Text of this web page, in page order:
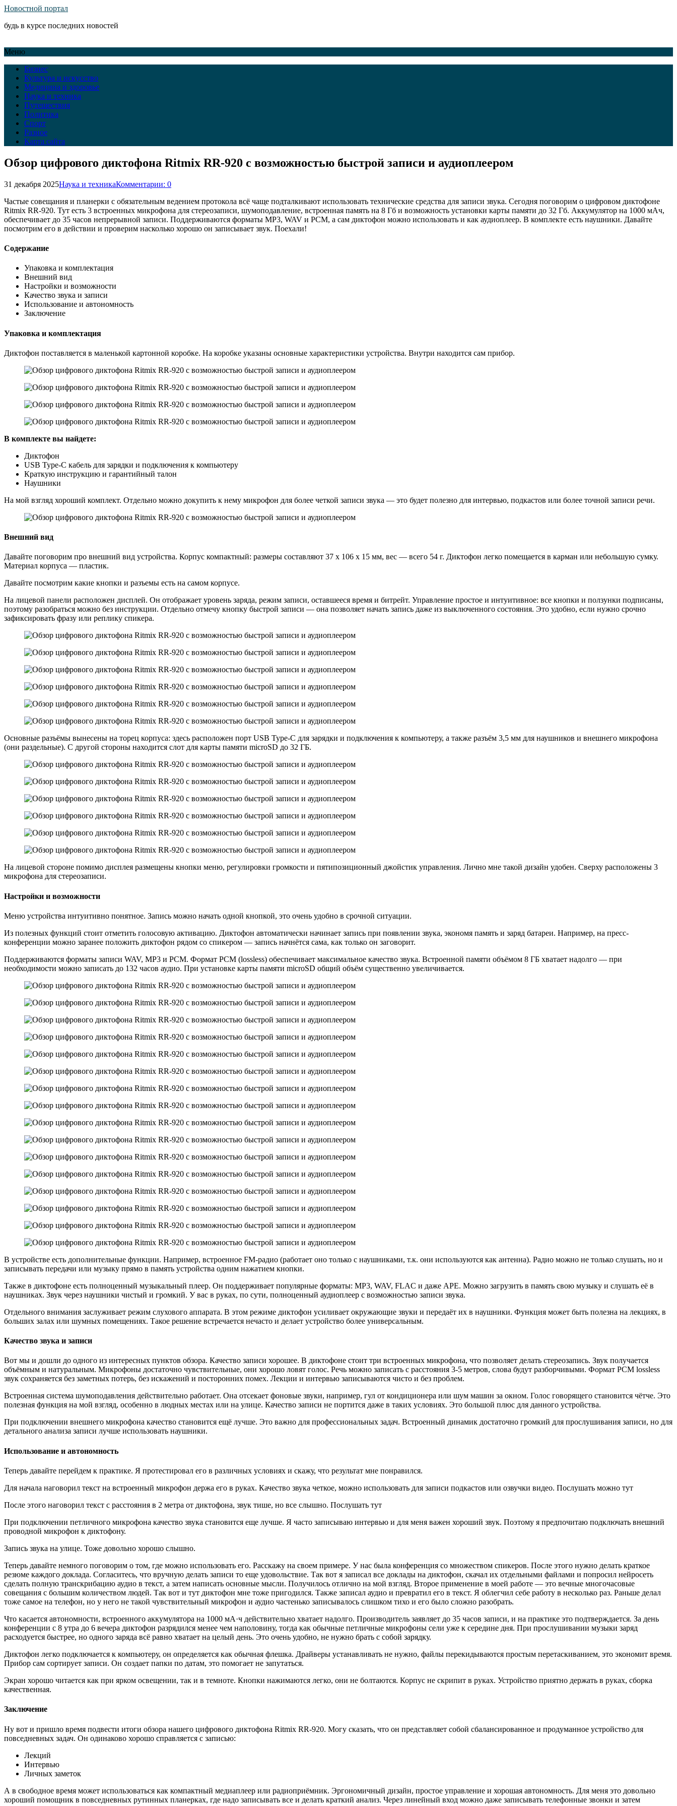
Новостной портал
будь в курсе последних новостей
Меню
Бизнес
Культура и искусство
Медицина и здоровье
Наука и техника
Путешествия
Политика
Спорт
Разное
Карта сайта
Обзор цифрового диктофона Ritmix RR-920 с возможностью быстрой записи и аудиоплеером
31 декабря 2025Наука и техникаКомментарии: 0
Частые совещания и планерки с обязательным ведением протокола всё чаще подталкивают использовать технические средства для записи звука. Сегодня поговорим о цифровом диктофоне
Ritmix RR-920. Тут есть 3 встроенных микрофона для стереозаписи, шумоподавление, встроенная память на 8 Гб и возможность установки карты памяти до 32 Гб. Аккумулятор на 1000 мАч,
обеспечивает до 35 часов непрерывной записи. Поддерживаются форматы MP3, WAV и PCM, а сам диктофон можно использовать и как аудиоплеер. В комплекте есть наушники. Давайте
посмотрим его в действии и проверим насколько хорошо он записывает звук. Поехали!
Содержание
Упаковка и комплектация
Внешний вид
Настройки и возможности
Качество звука и записи
Использование и автономность
Заключение
Упаковка и комплектация
Диктофон поставляется в маленькой картонной коробке. На коробке указаны основные характеристики устройства. Внутри находится сам прибор.
В комплекте вы найдете:
Диктофон
USB Type-C кабель для зарядки и подключения к компьютеру
Краткую инструкцию и гарантийный талон
Наушники
На мой взгляд хороший комплект. Отдельно можно докупить к нему микрофон для более четкой записи звука — это будет полезно для интервью, подкастов или более точной записи речи.
Внешний вид
Давайте поговорим про внешний вид устройства. Корпус компактный: размеры составляют 37 x 106 x 15 мм, вес — всего 54 г. Диктофон легко помещается в карман или небольшую сумку.
Материал корпуса — пластик.
Давайте посмотрим какие кнопки и разъемы есть на самом корпусе.
На лицевой панели расположен дисплей. Он отображает уровень заряда, режим записи, оставшееся время и битрейт. Управление простое и интуитивное: все кнопки и ползунки подписаны,
поэтому разобраться можно без инструкции. Отдельно отмечу кнопку быстрой записи — она позволяет начать запись даже из выключенного состояния. Это удобно, если нужно срочно
зафиксировать фразу или реплику спикера.
Основные разъёмы вынесены на торец корпуса: здесь расположен порт USB Type-C для зарядки и подключения к компьютеру, а также разъём 3,5 мм для наушников и внешнего микрофона
(они раздельные). С другой стороны находится слот для карты памяти microSD до 32 ГБ.
На лицевой стороне помимо дисплея размещены кнопки меню, регулировки громкости и пятипозиционный джойстик управления. Лично мне такой дизайн удобен. Сверху расположены 3
микрофона для стереозаписи.
Настройки и возможности
Меню устройства интуитивно понятное. Запись можно начать одной кнопкой, это очень удобно в срочной ситуации.
Из полезных функций стоит отметить голосовую активацию. Диктофон автоматически начинает запись при появлении звука, экономя память и заряд батареи. Например, на пресс-
конференции можно заранее положить диктофон рядом со спикером — запись начнётся сама, как только он заговорит.
Поддерживаются форматы записи WAV, MP3 и PCM. Формат PCM (lossless) обеспечивает максимальное качество звука. Встроенной памяти объёмом 8 ГБ хватает надолго — при
необходимости можно записать до 132 часов аудио. При установке карты памяти microSD общий объём существенно увеличивается.
В устройстве есть дополнительные функции. Например, встроенное FM-радио (работает оно только с наушниками, т.к. они используются как антенна). Радио можно не только слушать, но и
записывать передачи или музыку прямо в память устройства одним нажатием кнопки.
Также в диктофоне есть полноценный музыкальный плеер. Он поддерживает популярные форматы: MP3, WAV, FLAC и даже APE. Можно загрузить в память свою музыку и слушать её в
наушниках. Звук через наушники чистый и громкий. У вас в руках, по сути, полноценный аудиоплеер с возможностью записи звука.
Отдельного внимания заслуживает режим слухового аппарата. В этом режиме диктофон усиливает окружающие звуки и передаёт их в наушники. Функция может быть полезна на лекциях, в
больших залах или шумных помещениях. Такое решение встречается нечасто и делает устройство более универсальным.
Качество звука и записи
Вот мы и дошли до одного из интересных пунктов обзора. Качество записи хорошее. В диктофоне стоит три встроенных микрофона, что позволяет делать стереозапись. Звук получается
объёмным и натуральным. Микрофоны достаточно чувствительные, они хорошо ловят голос. Речь можно записать с расстояния 3-5 метров, слова будут разборчивыми. Формат PCM lossless
звук сохраняется без заметных потерь, без искажений и посторонних помех. Лекции и интервью записываются чисто и без проблем.
Встроенная система шумоподавления действительно работает. Она отсекает фоновые звуки, например, гул от кондиционера или шум машин за окном. Голос говорящего становится чётче. Это
полезная функция на мой взгляд, особенно в людных местах или на улице. Качество записи не портится даже в таких условиях. Это большой плюс для данного устройства.
При подключении внешнего микрофона качество становится ещё лучше. Это важно для профессиональных задач. Встроенный динамик достаточно громкий для прослушивания записи, но для
детального анализа записи лучше использовать наушники.
Использование и автономность
Теперь давайте перейдем к практике. Я протестировал его в различных условиях и скажу, что результат мне понравился.
Для начала наговорил текст на встроенный микрофон держа его в руках. Качество звука четкое, можно использовать для записи подкастов или озвучки видео. Послушать можно тут
После этого наговорил текст с расстояния в 2 метра от диктофона, звук тише, но все слышно. Послушать тут
При подключении петличного микрофона качество звука становится еще лучше. Я часто записываю интервью и для меня важен хороший звук. Поэтому я предпочитаю подключать внешний
проводной микрофон к диктофону.
Запись звука на улице. Тоже довольно хорошо слышно.
Теперь давайте немного поговорим о том, где можно использовать его. Расскажу на своем примере. У нас была конференция со множеством спикеров. После этого нужно делать краткое
резюме каждого доклада. Согласитесь, что вручную делать записи то еще удовольствие. Так вот я записал все доклады на диктофон, скачал их отдельными файлами и попросил нейросеть
сделать полную транскрибацию аудио в текст, а затем написать основные мысли. Получилось отлично на мой взгляд. Второе применение в моей работе — это вечные многочасовые
совещания с большим количеством людей. Так вот и тут диктофон мне тоже пригодился. Также записал аудио и превратил его в текст. Я облегчил себе работу в несколько раз. Раньше делал
тоже самое на телефон, но у него не такой чувствительный микрофон и аудио частенько записывалось слишком тихо и его было сложно разобрать.
Что касается автономности, встроенного аккумулятора на 1000 мА·ч действительно хватает надолго. Производитель заявляет до 35 часов записи, и на практике это подтверждается. За день
конференции с 8 утра до 6 вечера диктофон разрядился менее чем наполовину, тогда как обычные петличные микрофоны сели уже к середине дня. При прослушивании музыки заряд
расходуется быстрее, но одного заряда всё равно хватает на целый день. Это очень удобно, не нужно брать с собой зарядку.
Диктофон легко подключается к компьютеру, он определяется как обычная флешка. Драйверы устанавливать не нужно, файлы перекидываются простым перетаскиванием, это экономит время.
Прибор сам сортирует записи. Он создает папки по датам, это помогает не запутаться.
Экран хорошо читается как при ярком освещении, так и в темноте. Кнопки нажимаются легко, они не болтаются. Корпус не скрипит в руках. Устройство приятно держать в руках, сборка
качественная.
Заключение
Ну вот и пришло время подвести итоги обзора нашего цифрового диктофона Ritmix RR-920. Могу сказать, что он представляет собой сбалансированное и продуманное устройство для
повседневных задач. Он одинаково хорошо справляется с записью:
Лекций
Интервью
Личных заметок
А в свободное время может использоваться как компактный медиаплеер или радиоприёмник. Эргономичный дизайн, простое управление и хорошая автономность. Для меня это довольно
хороший помощник в повседневных рутинных планерках, где надо записывать все и делать краткий анализ. Через линейный вход можно даже записывать телефонные звонки и затем